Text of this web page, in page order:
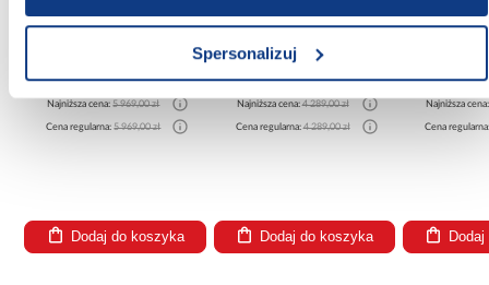
Spersonalizuj
Grey 240x300 lakierowana
5 372,10 zł
Najniższa cena:5 969,00 zł
Cena regularna:5 969,00 zł
Dodaj do koszyka
Storm/Beige Set 3
3 860,10 zł
Najniższa cena:4 289,00 zł
Cena regularna:4 289,00 zł
Dodaj do koszyka
3
Najniższa
Cena